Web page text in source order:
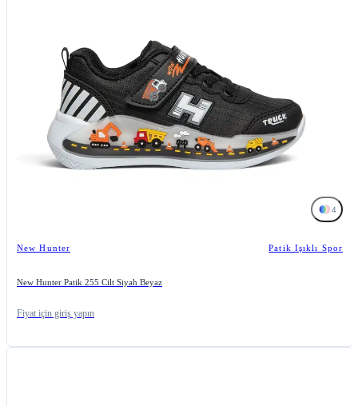
4
New Hunter Patik Işıklı Spor
New Hunter Patik 255 Cilt Siyah Beyaz
Fiyat için giriş yapın